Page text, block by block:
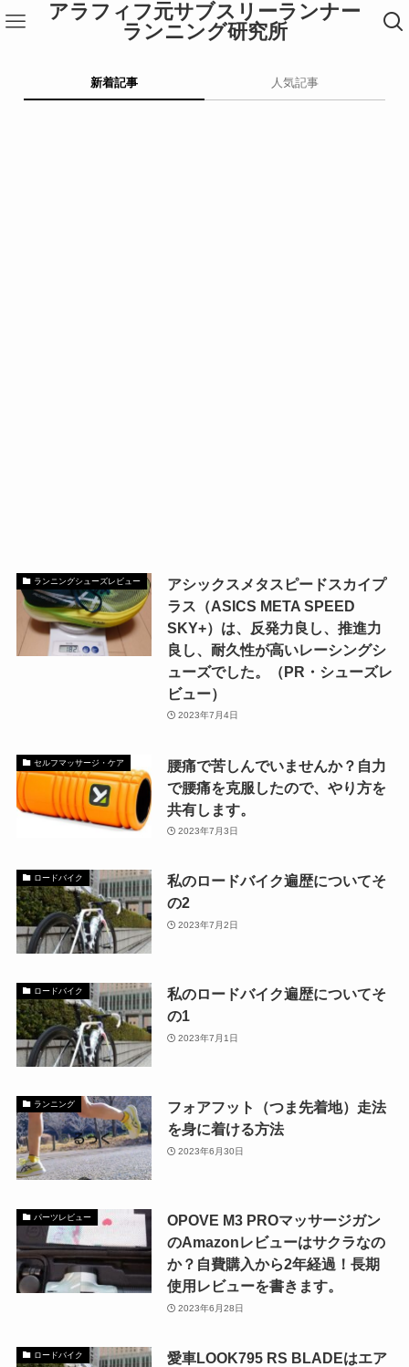
アラフィフ元サブスリーランナー
ランニング研究所
新着記事 人気記事
ランニングシューズレビュー
アシックスメタスピードスカイプ
ラス（ASICS META SPEED
SKY+）は、反発力良し、推進力
良し、耐久性が高いレーシングシ
ューズでした。（PR・シューズレ
ビュー）
2023年7月4日
セルフマッサージ・ケア
腰痛で苦しんでいませんか？自力
で腰痛を克服したので、やり方を
共有します。
2023年7月3日
ロードバイク
私のロードバイク遍歴についてそ
の2
2023年7月2日
ロードバイク
私のロードバイク遍歴についてそ
の1
2023年7月1日
ランニング
フォアフット（つま先着地）走法
を身に着ける方法
2023年6月30日
パーツレビュー
OPOVE M3 PROマッサージガン
のAmazonレビューはサクラなの
か？自費購入から2年経過！長期
使用レビューを書きます。
2023年6月28日
ロードバイク
愛車LOOK795 RS BLADEはエア